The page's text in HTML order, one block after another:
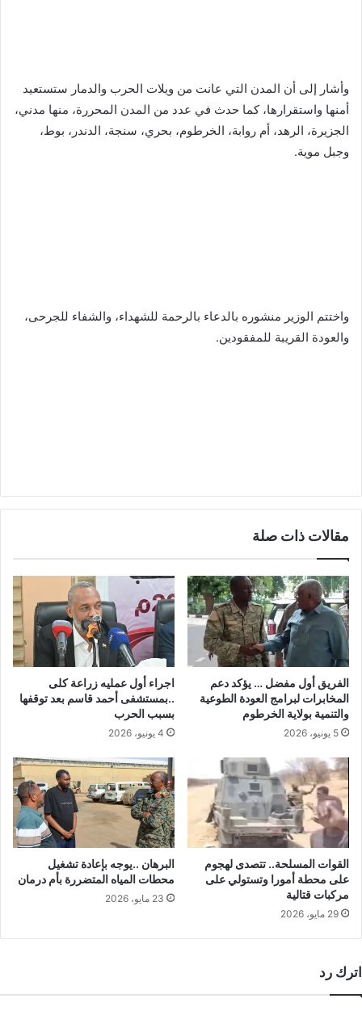
وأشار إلى أن المدن التي عانت من ويلات الحرب والدمار ستستعيد
أمنها واستقرارها، كما حدث في عدد من المدن المحررة، منها مدني،
الجزيرة، الرهد، أم روابة، الخرطوم، بحري، سنجة، الدندر، بوط،
وجبل موية.
واختتم الوزير منشوره بالدعاء بالرحمة للشهداء، والشفاء للجرحى،
والعودة القريبة للمفقودين.
مقالات ذات صلة
الفريق أول مفضل … يؤكد دعم
المخابرات لبرامج العودة الطوعية
والتنمية بولاية الخرطوم
5 يونيو، 2026
اجراء أول عمليه زراعة كلى
..بمستشفى أحمد قاسم بعد توقفها
بسبب الحرب
4 يونيو، 2026
القوات المسلحة.. تتصدى لهجوم
على محطة أمورا وتستولي على
مركبات قتالية
29 مايو، 2026
البرهان ..يوجه بإعادة تشغيل
محطات المياه المتضررة بأم درمان
23 مايو، 2026
اترك رد